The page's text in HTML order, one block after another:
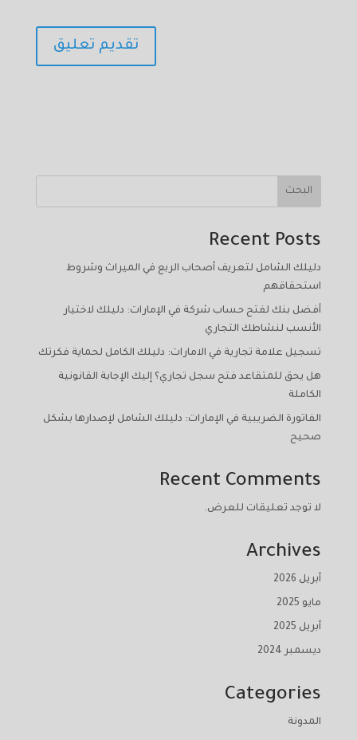
البحث
Recent Posts
دليلك الشامل لتعريف أصحاب الربع في الميراث وشروط
استحقاقهم
أفضل بنك لفتح حساب شركة في الإمارات: دليلك لاختيار
الأنسب لنشاطك التجاري
تسجيل علامة تجارية في الامارات: دليلك الكامل لحماية فكرتك
هل يحق للمتقاعد فتح سجل تجاري؟ إليك الإجابة القانونية
الكاملة
الفاتورة الضريبية في الإمارات: دليلك الشامل لإصدارها بشكل
صحيح
Recent Comments
لا توجد تعليقات للعرض.
Archives
أبريل 2026
مايو 2025
أبريل 2025
ديسمبر 2024
Categories
المدونة